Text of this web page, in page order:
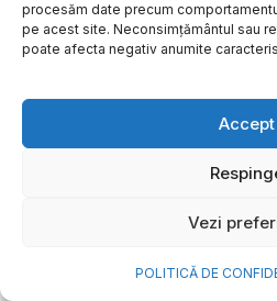
procesăm date precum
pe acest site. Neconsimțământul sau
poate afecta negativ anumite
Accept
Vezi
POLITICĂ DE
NOVA Power &